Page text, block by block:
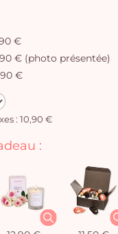
€
€ (photo présentée)
€
: 10,90 €
: